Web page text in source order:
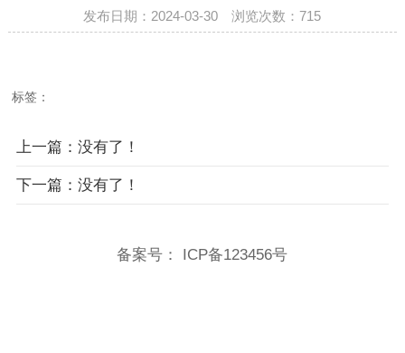
发布日期：2024-03-30 浏览次数：715
标签：
上一篇：没有了！
下一篇：没有了！
备案号： ICP备123456号